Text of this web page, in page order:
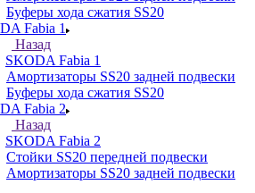
Буферы хода сжатия SS20
Fabia 1
Назад
SKODA Fabia 1
Амортизаторы SS20 задней подвески
Буферы хода сжатия SS20
Fabia 2
Назад
SKODA Fabia 2
Стойки SS20 передней подвески
Амортизаторы SS20 задней подвески